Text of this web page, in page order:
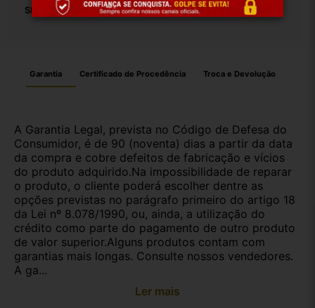
SKU: 19227
Garantia Certificado de Procedência Troca e Devolução
A Garantia Legal, prevista no Código de Defesa do
Consumidor, é de 90 (noventa) dias a partir da data
da compra e cobre defeitos de fabricação e vícios
do produto adquirido.Na impossibilidade de reparar
o produto, o cliente poderá escolher dentre as
opções previstas no parágrafo primeiro do artigo 18
da Lei nº 8.078/1990, ou, ainda, a utilização do
crédito como parte do pagamento de outro produto
de valor superior.Alguns produtos contam com
garantias mais longas. Consulte nossos vendedores.
A ga...
Ler mais